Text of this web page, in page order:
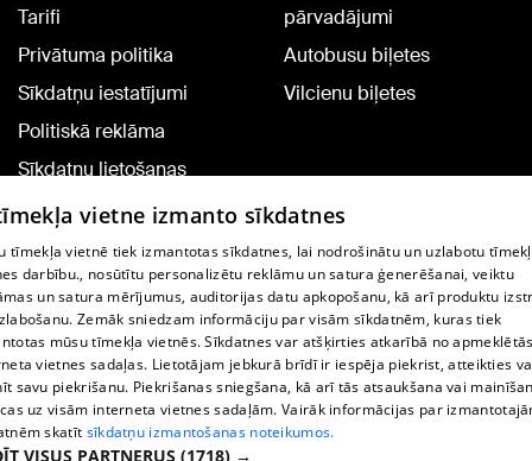
Tarifi
Privātuma politika
Sīkdatņu iestatījumi
Politiskā reklāma
Sīkdatņu lietošanas
noteikumi
Komentāru pievienošana
pārvadājumi
Autobusu biļetes
Vilcienu biļetes
TV programma
Līguma noteikumi
360 Ziņu kontakti
Helio Media
vietne izmanto sīkdatnes
tīmekļa vietnē tiek izmantotas sīkdatnes, lai nodrošinātu un uzlabotu
darbību., nosūtītu personalizētu reklāmu un satura ģenerēšanai, veiktu
un satura mērījumus, auditorijas datu apkopošanu, kā arī produktu
Zemāk sniedzam informāciju par visām sīkdatnēm, kuras tiek
mūsu tīmekļa vietnēs. Sīkdatnes var atšķirties atkarībā no
vietnes sadaļas. Lietotājam jebkurā brīdī ir iespēja piekrist, atteikties
savu piekrišanu. Piekrišanas sniegšana, kā arī tās atsaukšana vai
uz visām interneta vietnes sadaļām. Vairāk informācijas par
skatīt sīkdatņu izmantošanas noteikumos.
VISUS PARTNERUS (1718) →